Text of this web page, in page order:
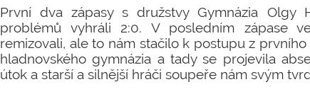
První dva zápasy s družstvy Gymnázia Olgy
problémů vyhráli 2:0. V posledním zápase
remizovali, ale to nám stačilo k postupu z
hladnovského gymnázia a tady se projevila
útok a starší a silnější hráči soupeře nám svým